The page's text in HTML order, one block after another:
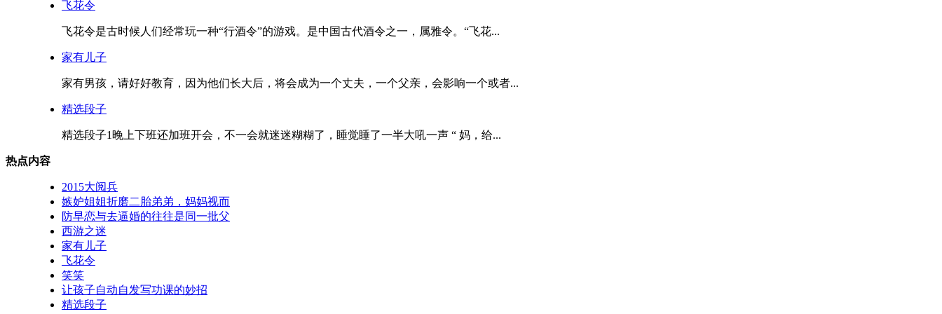
飞花令
飞花令是古时候人们经常玩一种“行酒令”的游戏。是中国古代酒令之一，属雅令。“飞花...
家有儿子
家有男孩，请好好教育，因为他们长大后，将会成为一个丈夫，一个父亲，会影响一个或者...
精选段子
精选段子1晚上下班还加班开会，不一会就迷迷糊糊了，睡觉睡了一半大吼一声 “ 妈，给...
热点内容
2015大阅兵
嫉妒姐姐折磨二胎弟弟，妈妈视而
防早恋与去逼婚的往往是同一批父
西游之迷
家有儿子
飞花令
笑笑
让孩子自动自发写功课的妙招
精选段子